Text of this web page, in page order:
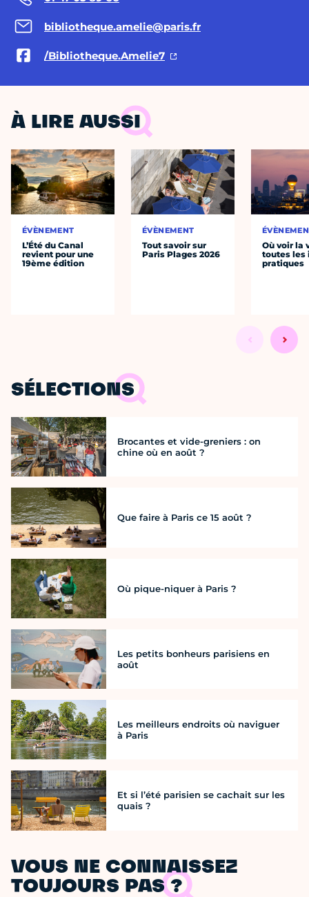
bibliotheque.amelie@paris.fr
/Bibliotheque.Amelie7
À LIRE AUSSI
ÉVÈNEMENT
L’Été du Canal
revient pour une
19ème édition
ÉVÈNEMENT
Tout savoir sur
Paris Plages 2026
Où voir la
toutes les
pratiques
SÉLECTIONS
Brocantes et vide-greniers : on
chine où en août ?
Que faire à Paris ce 15 août ?
Où pique-niquer à Paris ?
Les petits bonheurs parisiens en
août
Les meilleurs endroits où naviguer
à Paris
Et si l’été parisien se cachait sur les
quais ?
VOUS NE CONNAISSEZ
TOUJOURS PAS ?